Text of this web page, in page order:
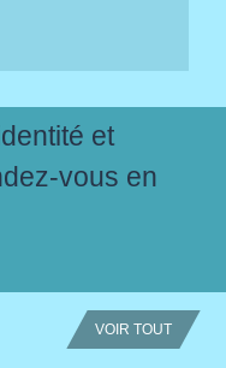
et
vous en
VOIR TOUT